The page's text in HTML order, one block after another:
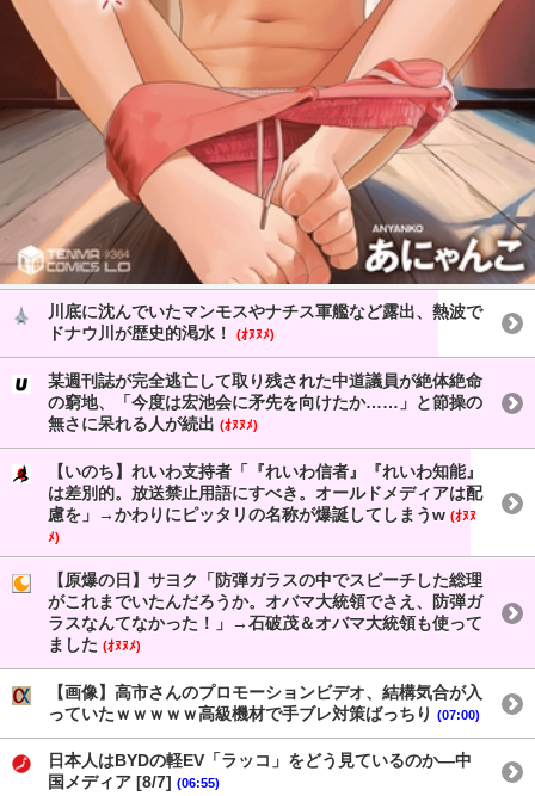
川底に沈んでいたマンモスやナチス軍艦など露出、熱波で
ドナウ川が歴史的渇水！
(ｵﾇﾇﾒ)
某週刊誌が完全逃亡して取り残された中道議員が絶体絶命
の窮地、「今度は宏池会に矛先を向けたか……」と節操の
無さに呆れる人が続出 (ｵﾇﾇﾒ)
【いのち】れいわ支持者「『れいわ信者』『れいわ知能』
は差別的。放送禁止用語にすべき。オールドメディアは配
慮を」→かわりにピッタリの名称が爆誕してしまうw (ｵﾇﾇ
ﾒ)
【原爆の日】サヨク「防弾ガラスの中でスピーチした総理
がこれまでいたんだろうか。オバマ大統領でさえ、防弾ガ
ラスなんてなかった！」→石破茂＆オバマ大統領も使って
ました (ｵﾇﾇﾒ)
【画像】高市さんのプロモーションビデオ、結構気合が入
っていたｗｗｗｗｗ高級機材で手ブレ対策ばっちり (07:00)
日本人はBYDの軽EV「ラッコ」をどう見ているのか―中
国メディア [8/7] (06:55)